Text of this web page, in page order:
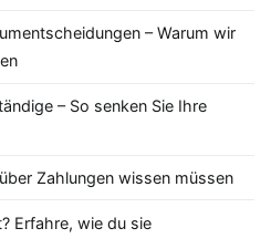
– Warum wir
– So senken Sie Ihre
Zahlungen wissen müssen
Erfahre, wie du sie